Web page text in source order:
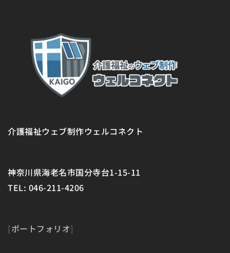
介護福祉ウェブ制作ウェルコネクト
神奈川県海老名市国分寺台1-15-11
TEL: 046-211-4206
[ポートフォリオ]